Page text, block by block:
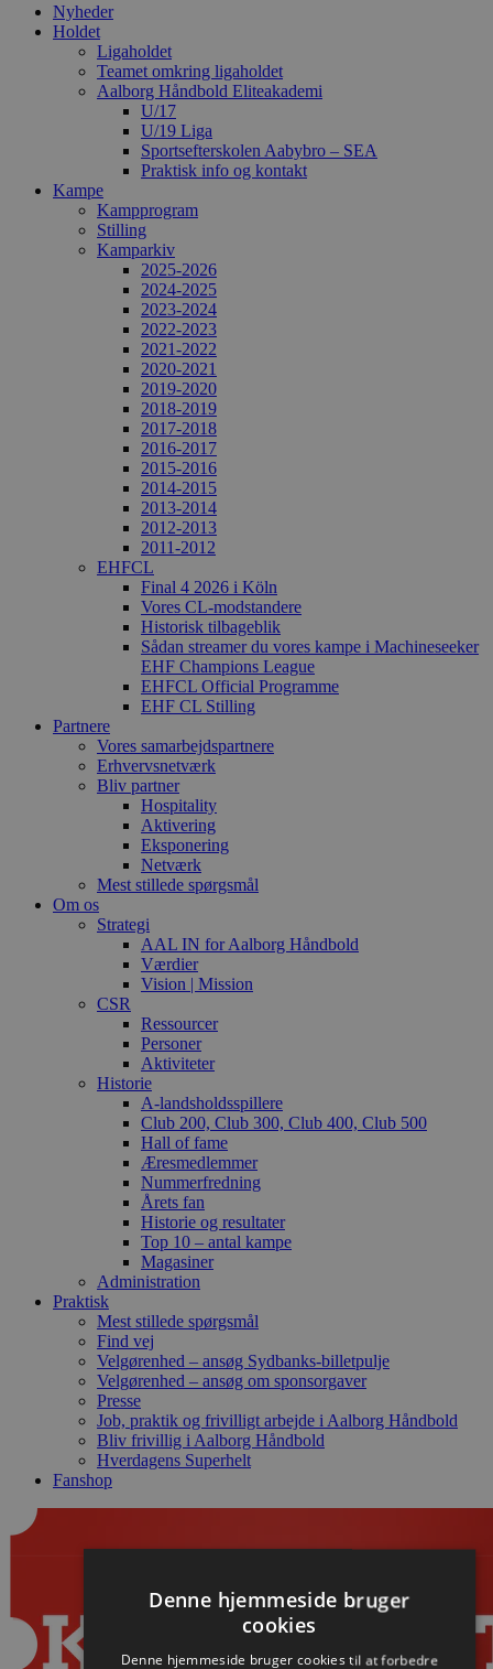
Nyheder
Holdet
Ligaholdet
Teamet omkring ligaholdet
Aalborg Håndbold Eliteakademi
U/17
U/19 Liga
Sportsefterskolen Aabybro – SEA
Praktisk info og kontakt
Kampe
Kampprogram
Stilling
Kamparkiv
2025-2026
2024-2025
2023-2024
2022-2023
2021-2022
2020-2021
2019-2020
2018-2019
2017-2018
2016-2017
2015-2016
2014-2015
2013-2014
2012-2013
2011-2012
EHFCL
Final 4 2026 i Köln
Vores CL-modstandere
Historisk tilbageblik
Sådan streamer du vores kampe i Machineseeker
EHF Champions League
EHFCL Official Programme
EHF CL Stilling
Partnere
Vores samarbejdspartnere
Erhvervsnetværk
Bliv partner
Hospitality
Aktivering
Eksponering
Netværk
Mest stillede spørgsmål
Om os
Strategi
AAL IN for Aalborg Håndbold
Værdier
Vision | Mission
CSR
Ressourcer
Personer
Aktiviteter
Historie
A-landsholdsspillere
Club 200, Club 300, Club 400, Club 500
Hall of fame
Æresmedlemmer
Nummerfredning
Årets fan
Historie og resultater
Top 10 – antal kampe
Magasiner
Administration
Praktisk
Mest stillede spørgsmål
Find vej
Velgørenhed – ansøg Sydbanks-billetpulje
Velgørenhed – ansøg om sponsorgaver
Presse
Job, praktik og frivilligt arbejde i Aalborg Håndbold
Bliv frivillig i Aalborg Håndbold
Hverdagens Superhelt
Fanshop
Denne hjemmeside bruger
cookies
Denne hjemmeside bruger cookies til at forbedre